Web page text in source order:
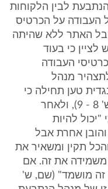
לבין הלקוחות
העבודה על הכרטיס
האתר ללא שהיתה
(ע' 46, ש' 5 - 18). יש לציין כי בעוד
העבודה
הושמדו (סעיף 6(ז)(5) לתצהיר מנהל
טען תחילה כי
הכרטיסים הוחזרו לתובע (ע' 47, ש' 8 - 9), ולאחר
להיות
אחרת אבל
תקין ומשאיר את
משמידה את זה. אם
זה מושמד" (שם, ש'